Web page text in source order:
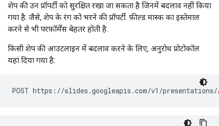
शेप की उन प्रॉपर्टी को सुरक्षित रखा जा सकता है जिनमें बदलाव नहीं किया
गया है. जैसे, शेप के रंग को भरने की प्रॉपर्टी. फ़ील्ड मास्क का इस्तेमाल
करने से भी परफ़ॉर्मेंस बेहतर होती है.
किसी शेप की आउटलाइन में बदलाव करने के लिए, अनुरोध प्रोटोकॉल
यहां दिया गया है:
POST https://slides.googleapis.com/v1/presentations/